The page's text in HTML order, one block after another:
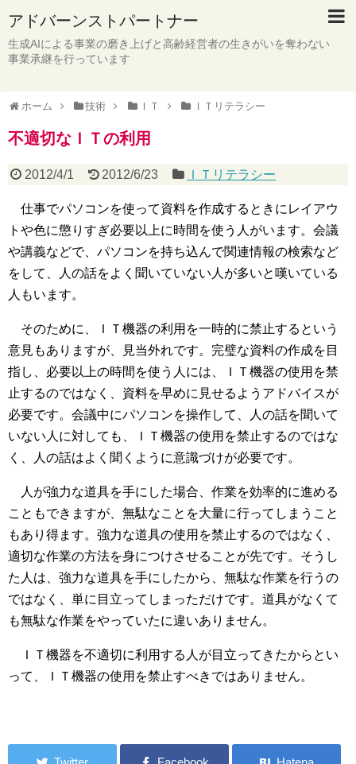
アドバーンストパートナー
生成AIによる事業の磨き上げと高齢経営者の生きがいを奪わない
事業承継を行っています
ホーム 技術 ＩＴ ＩＴリテラシー
不適切なＩＴの利用
2012/4/1 2012/6/23 ＩＴリテラシー
仕事でパソコンを使って資料を作成するときにレイアウ
トや色に懲りすぎ必要以上に時間を使う人がいます。会議
や講義などで、パソコンを持ち込んで関連情報の検索など
をして、人の話をよく聞いていない人が多いと嘆いている
人もいます。
そのために、ＩＴ機器の利用を一時的に禁止するという
意見もありますが、見当外れです。完璧な資料の作成を目
指し、必要以上の時間を使う人には、ＩＴ機器の使用を禁
止するのではなく、資料を早めに見せるようアドバイスが
必要です。会議中にパソコンを操作して、人の話を聞いて
いない人に対しても、ＩＴ機器の使用を禁止するのではな
く、人の話はよく聞くように意識づけが必要です。
人が強力な道具を手にした場合、作業を効率的に進める
こともできますが、無駄なことを大量に行ってしまうこと
もあり得ます。強力な道具の使用を禁止するのではなく、
適切な作業の方法を身につけさせることが先です。そうし
た人は、強力な道具を手にしたから、無駄な作業を行うの
ではなく、単に目立ってしまっただけです。道具がなくて
も無駄な作業をやっていたに違いありません。
ＩＴ機器を不適切に利用する人が目立ってきたからとい
って、ＩＴ機器の使用を禁止すべきではありません。